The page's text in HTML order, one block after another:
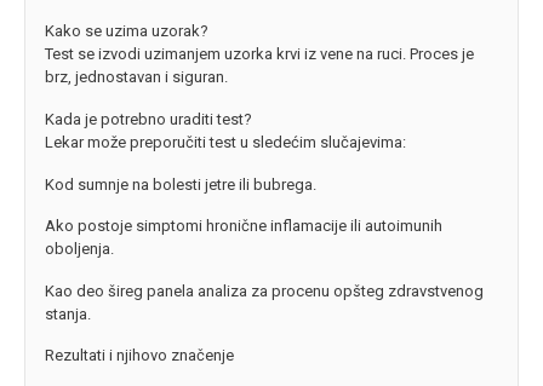
Kako se uzima uzorak?
Test se izvodi uzimanjem uzorka krvi iz vene na ruci. Proces je
brz, jednostavan i siguran.
Kada je potrebno uraditi test?
Lekar može preporučiti test u sledećim slučajevima:
Kod sumnje na bolesti jetre ili bubrega.
Ako postoje simptomi hronične inflamacije ili autoimunih
oboljenja.
Kao deo šireg panela analiza za procenu opšteg zdravstvenog
stanja.
Rezultati i njihovo značenje